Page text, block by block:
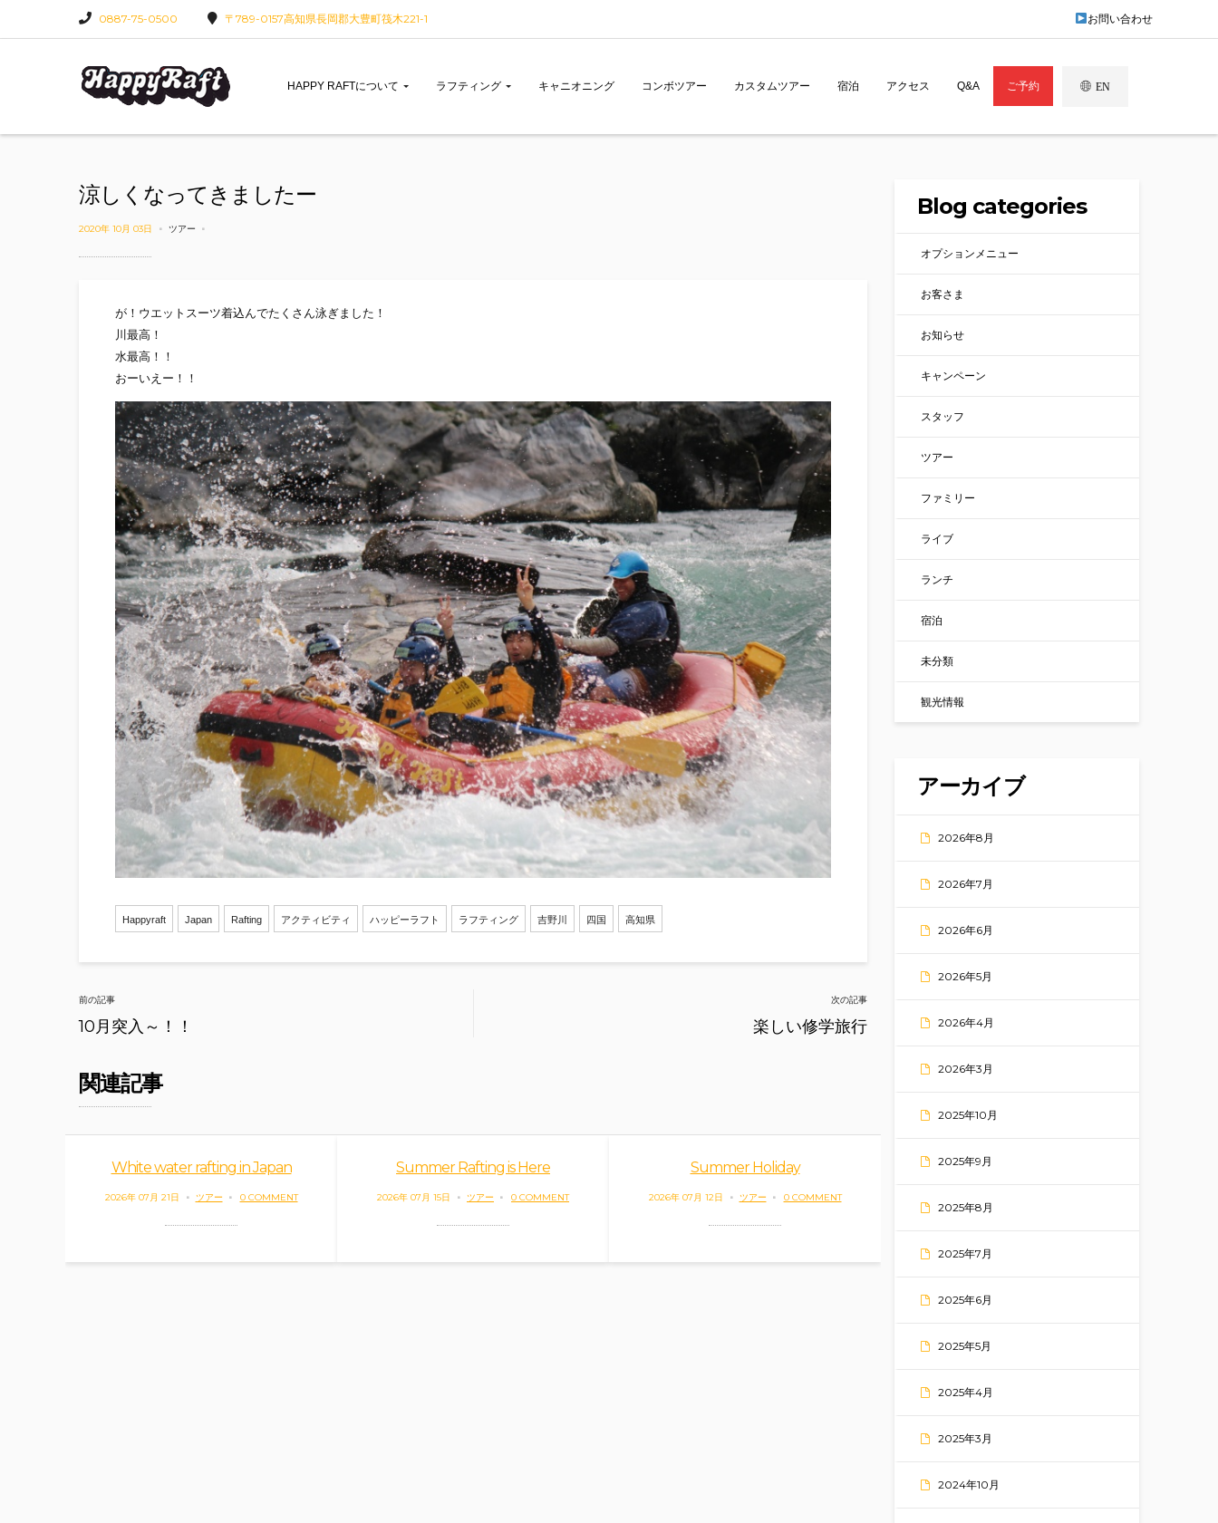
0887-75-0500 〒789-0157高知県長岡郡大豊町筏木221-1 お問い合わせ
HAPPY RAFTについて ラフティング キャニオニング コンボツアー カスタムツアー 宿泊 アクセス Q&A ご予約 EN
涼しくなってきましたー
2020年 10月 03日 ツアー
が！ウエットスーツ着込んでたくさん泳ぎました！
川最高！
水最高！！
おーいえー！！
Happyraft Japan Rafting アクティビティ ハッピーラフト ラフティング 吉野川 四国 高知県
Post
navigation
前の記事
10月突入～！！
次の記事
楽しい修学旅行
関連記事
White water rafting in Japan
2026年 07月 21日 ツアー 0 COMMENT
Summer Rafting is Here
2026年 07月 15日 ツアー 0 COMMENT
Summer Holiday
2026年 07月 12日 ツアー 0 COMMENT
Blog categories
オプションメニュー
お客さま
お知らせ
キャンペーン
スタッフ
ツアー
ファミリー
ライブ
ランチ
宿泊
未分類
観光情報
アーカイブ
2026年8月
2026年7月
2026年6月
2026年5月
2026年4月
2026年3月
2025年10月
2025年9月
2025年8月
2025年7月
2025年6月
2025年5月
2025年4月
2025年3月
2024年10月